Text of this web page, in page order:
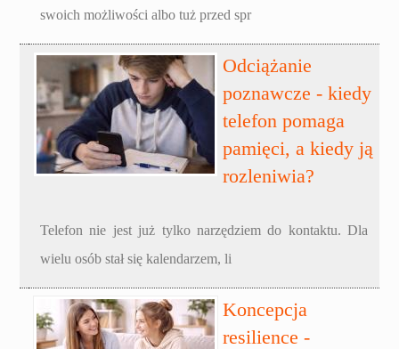
swoich możliwości albo tuż przed spr
Odciążanie
poznawcze - kiedy
telefon pomaga
pamięci, a kiedy ją
rozleniwia?
Telefon nie jest już tylko narzędziem do kontaktu. Dla
wielu osób stał się kalendarzem, li
Koncepcja
resilience -